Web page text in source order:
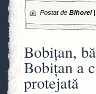
Postat de Bihorel|
Bobiţan,
Bobiţan a
protejată